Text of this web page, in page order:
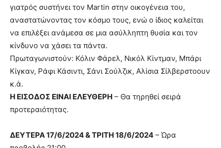
γιατρός συστήνει τον Martin στην οικογένεια του,
αναστατώνοντας τον κόσμο τους, ενώ ο ίδιος καλείται
να επιλέξει ανάμεσα σε μια ασύλληπτη θυσία και τον
κίνδυνο να χάσει τα πάντα.
Πρωταγωνιστούν: Κόλιν Φάρελ, Νικόλ Κίντμαν, Μπάρι
Κίγκαν, Ράφι Κάσιντι, Σάνι Σούλζικ, Αλίσια Σίλβερστοουν
κ.ά.
Η ΕΙΣΟΔΟΣ ΕΙΝΑΙ ΕΛΕΥΘΕΡΗ – Θα τηρηθεί σειρά
προτεραιότητας.
ΔΕΥΤΕΡΑ 17/6/2024 & ΤΡΙΤΗ 18/6/2024 – Ώρα